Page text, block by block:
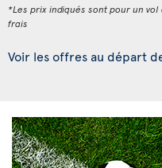
*Les prix indiqués sont pour un
frais
Voir les offres au départ